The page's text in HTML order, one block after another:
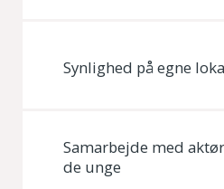
Synlighed på egne
Samarbejde med
de unge